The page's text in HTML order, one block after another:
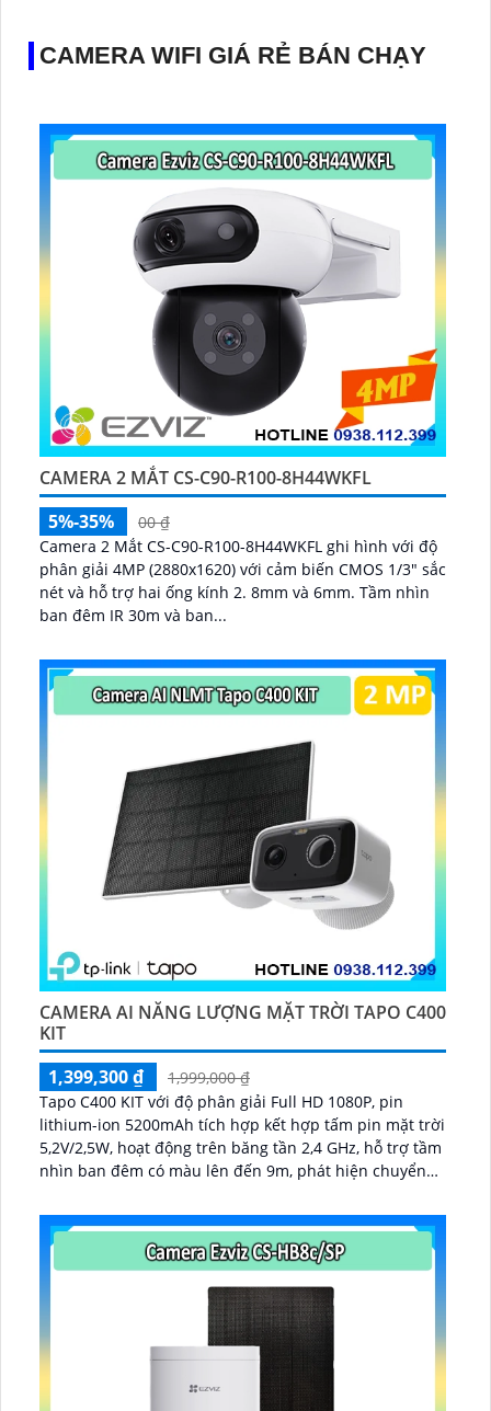
CAMERA WIFI GIÁ RẺ BÁN CHẠY
CAMERA 2 MẮT CS-C90-R100-8H44WKFL
5%-35%
00 ₫
Camera 2 Mắt CS-C90-R100-8H44WKFL ghi hình với độ
phân giải 4MP (2880x1620) với cảm biến CMOS 1/3" sắc
nét và hỗ trợ hai ống kính 2. 8mm và 6mm. Tầm nhìn
ban đêm IR 30m và ban...
CAMERA AI NĂNG LƯỢNG MẶT TRỜI TAPO C400
KIT
1,399,300 ₫
1,999,000 ₫
Tapo C400 KIT với độ phân giải Full HD 1080P, pin
lithium-ion 5200mAh tích hợp kết hợp tấm pin mặt trời
5,2V/2,5W, hoạt động trên băng tần 2,4 GHz, hỗ trợ tầm
nhìn ban đêm có màu lên đến 9m, phát hiện chuyển
qua thẻ microSD lên đến 512GB